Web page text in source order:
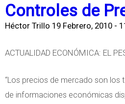
r
e
m
Controles de
Héctor Trillo 19 Febrero, 2010 -
ACTUALIDAD ECONÓMICA: EL
“Los precios de mercado son los
de informaciones económicas